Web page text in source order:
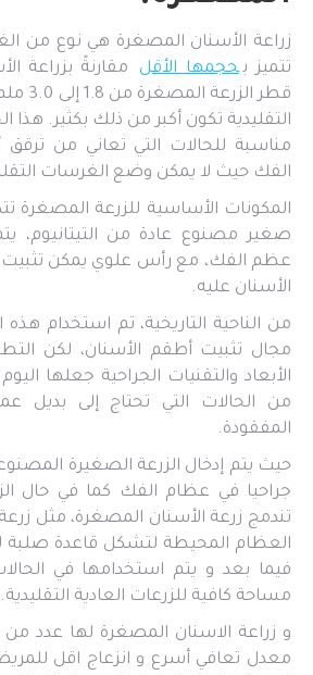
زراعة الأسنان المصغرة هي نوع من
تتميز بحجمها الأقل
مقارنةً بزراعة
قطر
التقليدية تكون أكبر من ذلك بكثير. هذا
مناسبة للحالات التي تعاني من
الفك حيث لا يمكن وضع الغرسات
المكونات الأساسية للزرعة المصغرة
صغير مصنوع عادة من التيتانيوم،
عظم الفك، مع رأس علوي يمكن تثبيت
الأسنان عليه.
من الناحية التاريخية، تم استخدام
مجال تثبيت أطقم الأسنان، لكن
الأبعاد والتقنيات الجراحية جعلها
من الحالات التي تحتاج إلى بديل
المفقودة.
حيث يتم إدخال الزرعة الصغيرة
جراحيا في عظام الفك كما في حال
تندمج زرعة الأسنان المصغرة، مثل
العظام المحيطة لتشكل قاعدة صلبة
فيما بعد و يتم استخدامها في
مساحة كافية للزرعات العادية التقليدية.
و زراعة الاسنان المصغرة لها عدد من
معدل تعافي أسرع و انزعاج اقل